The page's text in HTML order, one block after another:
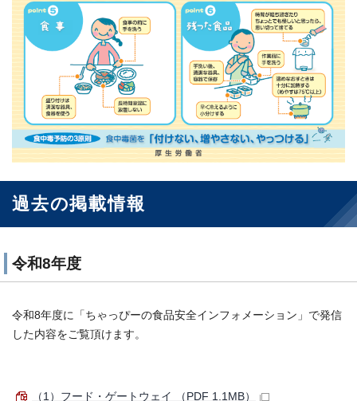
過去の掲載情報
令和8年度
令和8年度に「ちゃっぴーの食品安全インフォメーション」で発信
した内容をご覧頂けます。
（1）フード・ゲートウェイ （PDF 1.1MB）